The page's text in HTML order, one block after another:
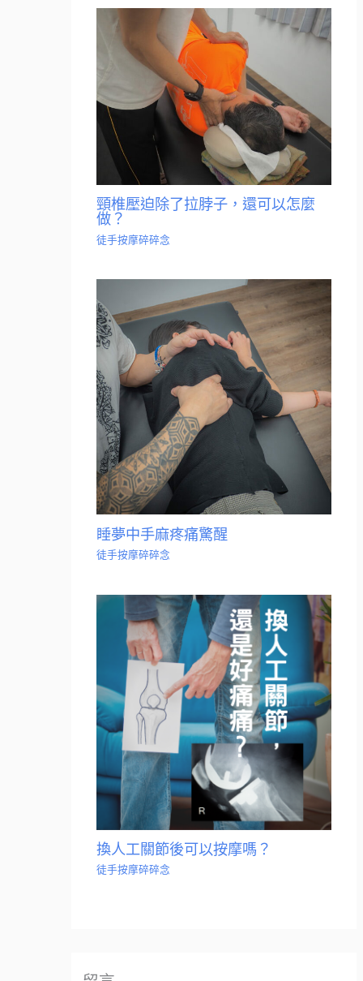
頸椎壓迫除了拉脖子，還可以怎麼
做？
徒手按摩碎碎念
睡夢中手麻疼痛驚醒
徒手按摩碎碎念
換人工關節後可以按摩嗎？
徒手按摩碎碎念